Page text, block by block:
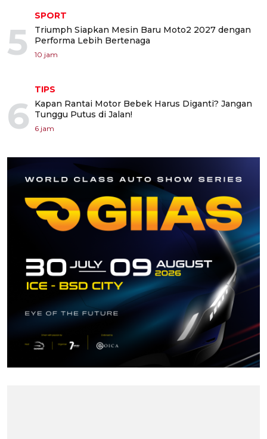
5
SPORT
Triumph Siapkan Mesin Baru Moto2 2027 dengan
Performa Lebih Bertenaga
10 jam
6
TIPS
Kapan Rantai Motor Bebek Harus Diganti? Jangan
Tunggu Putus di Jalan!
6 jam